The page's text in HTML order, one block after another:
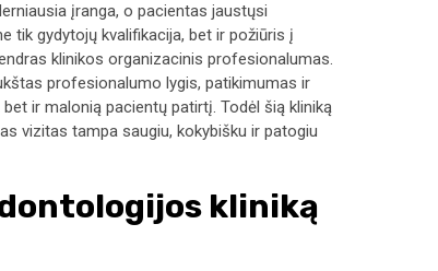
įranga, o pacientas jaustųsi
tik gydytojų kvalifikacija, bet ir požiūris į
klinikos organizacinis profesionalumas.
profesionalumo lygis, patikimumas ir
ir malonią pacientų patirtį. Todėl šią kliniką
vizitas tampa saugiu, kokybišku ir patogiu
kliniką